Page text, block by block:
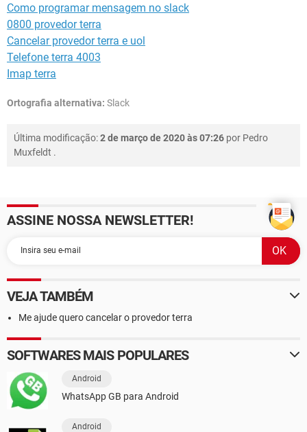
Como programar mensagem no slack
0800 provedor terra
Cancelar provedor terra e uol
Telefone terra 4003
Imap terra
Ortografia alternativa: Slack
Última modificação:2 de março de 2020 às 07:26 por Pedro
Muxfeldt .
ASSINE NOSSA NEWSLETTER!
VEJA TAMBÉM
Me ajude quero cancelar o provedor terra
SOFTWARES MAIS POPULARES
Android
WhatsApp GB para Android
Android